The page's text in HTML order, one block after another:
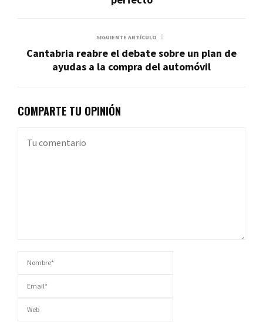
SIGUIENTE ARTÍCULO
Cantabria reabre el debate sobre un plan de
ayudas a la compra del automóvil
COMPARTE TU OPINIÓN